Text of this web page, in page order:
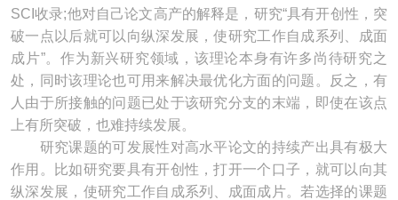
SCI收录;他对自己论文高产的解释是，研究“具有开创性，突
破一点以后就可以向纵深发展，使研究工作自成系列、成面
成片”。作为新兴研究领域，该理论本身有许多尚待研究之
处，同时该理论也可用来解决最优化方面的问题。反之，有
人由于所接触的问题已处于该研究分支的末端，即使在该点
上有所突破，也难持续发展。
研究课题的可发展性对高水平论文的持续产出具有极大
作用。比如研究要具有开创性，打开一个口子，就可以向其
纵深发展，使研究工作自成系列、成面成片。若选择的课题